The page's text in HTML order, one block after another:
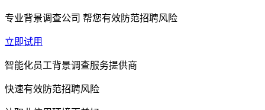
专业背景调查公司 帮您有效防范招聘风险
立即试用
智能化员工背景调查服务提供商
快速有效防范招聘风险